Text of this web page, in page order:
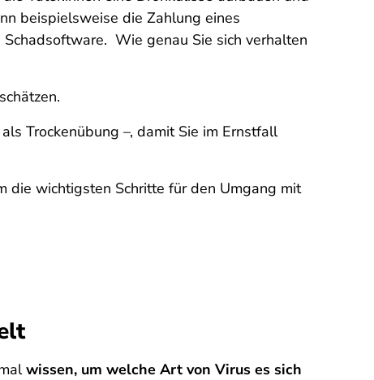
beispielsweise die Zahlung eines
Wie genau Sie sich verhalten
Trockenübung –, damit Sie im Ernstfall
die wichtigsten Schritte für den Umgang mit
wissen, um welche Art von Virus es sich